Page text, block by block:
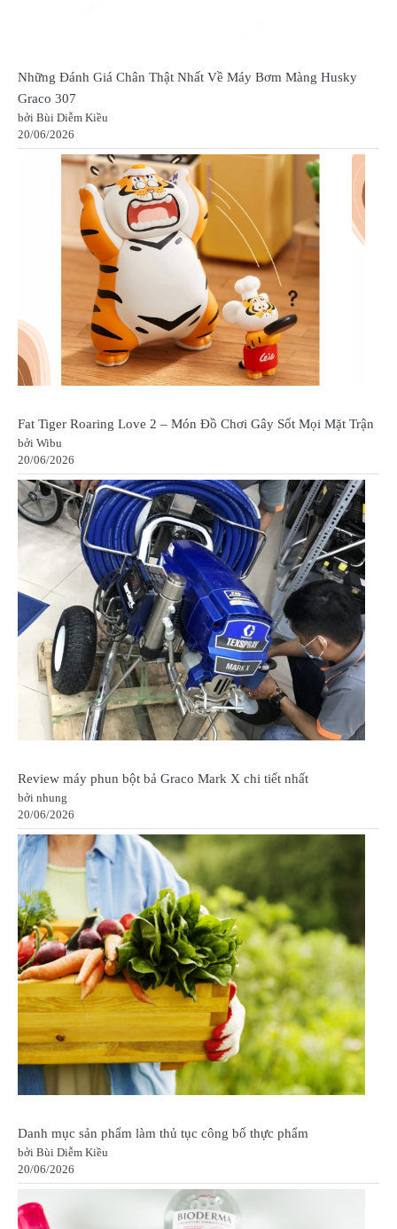
Những Đánh Giá Chân Thật Nhất Về Máy Bơm Màng Husky
Graco 307
bởi Bùi Diễm Kiều
20/06/2026
Fat Tiger Roaring Love 2 – Món Đồ Chơi Gây Sốt Mọi Mặt Trận
bởi Wibu
20/06/2026
Review máy phun bột bả Graco Mark X chi tiết nhất
bởi nhung
20/06/2026
Danh mục sản phẩm làm thủ tục công bố thực phẩm
bởi Bùi Diễm Kiều
20/06/2026